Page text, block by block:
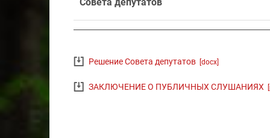
Совета депутатов
Решение Совета депутатов [docx]
ЗАКЛЮЧЕНИЕ О ПУБЛИЧНЫХ СЛУШАНИЯХ